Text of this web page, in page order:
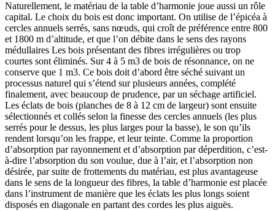
Naturellement, le matériau de la table d’harmonie joue aussi un rôle
capital. Le choix du bois est donc important. On utilise de l’épicéa à
cercles annuels serrés, sans nœuds, qui croît de préférence entre 800
et 1800 m d’altitude, et que l’on débite dans le sens des rayons
médullaires Les bois présentant des fibres irrégulières ou trop
courtes sont éliminés. Sur 4 à 5 m3 de bois de résonnance, on ne
conserve que 1 m3. Ce bois doit d’abord être séché suivant un
processus naturel qui s’étend sur plusieurs années, complété
finalement, avec beaucoup de prudence, par un séchage artificiel.
Les éclats de bois (planches de 8 à 12 cm de largeur) sont ensuite
sélectionnés et collés selon la finesse des cercles annuels (les plus
serrés pour le dessus, les plus larges pour la basse), le son qu’ils
rendent lorsqu’on les frappe, et leur teinte. Comme la proportion
d’absorption par rayonnement et d’absorption par déperdition, c’est-
à-dire l’absorption du son voulue, due à l’air, et l’absorption non
désirée, par suite de frottements du matériau, est plus avantageuse
dans le sens de la longueur des fibres, la table d’harmonie est placée
dans l’instrument de manière que les éclats les plus longs soient
disposés en diagonale en partant des cordes les plus aiguës.